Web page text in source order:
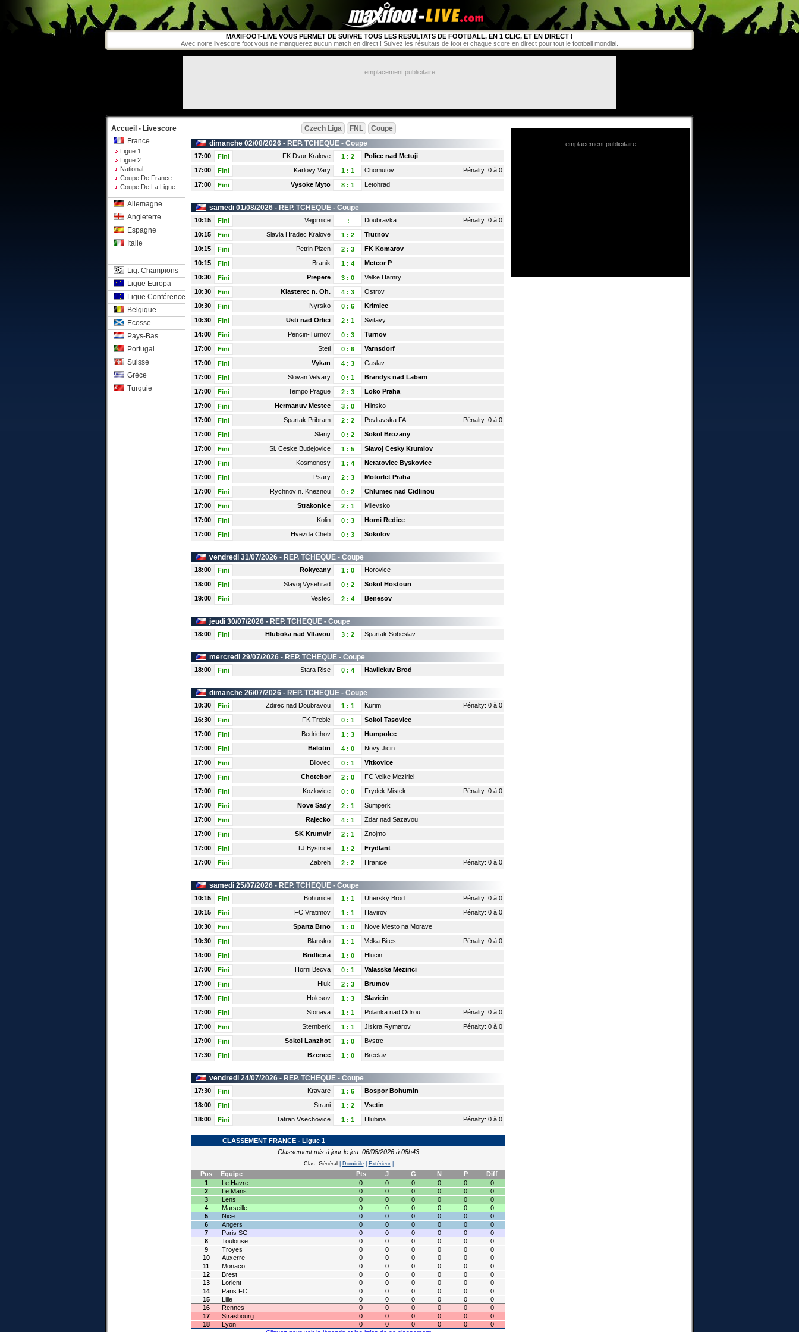
MAXIFOOT-LIVE VOUS PERMET DE SUIVRE TOUS LES RESULTATS DE FOOTBALL, EN 1 CLIC, ET EN DIRECT !
Avec notre livescore foot vous ne manquerez aucun match en direct ! Suivez les résultats de foot et chaque score en direct pour tout le football mondial.
emplacement publicitaire
Accueil - Livescore
France
Ligue 1
Ligue 2
National
Coupe De France
Coupe De La Ligue
Allemagne
Angleterre
Espagne
Italie
Lig. Champions
Ligue Europa
Ligue Conférence
Belgique
Ecosse
Pays-Bas
Portugal
Suisse
Grèce
Turquie
Czech Liga FNL
Coupe
dimanche 02/08/2026 - REP. TCHEQUE - Coupe
17:00 Fini FK Dvur Kralove 1: 2
Police nad Metuji
17:00
Fini Karlovy Vary 1: 1 Chomutov
Pénalty: 0 à 0
17:00
Fini Vysoke Myto 8: 1 Letohrad
samedi 01/08/2026 - REP. TCHEQUE - Coupe
10:15 Fini Vejprnice : Doubravka
Pénalty: 0 à 0
10:15
Fini Slavia Hradec Kralove 1: 2
Trutnov
10:15
Fini Petrin Plzen 2: 3
FK Komarov
10:15
Fini Branik 1: 4
Meteor P
10:30
Fini Prepere 3: 0
Velke Hamry
10:30
Fini Klasterec n. Oh. 4: 3
Ostrov
10:30
Fini Nyrsko 0: 6
Krimice
10:30
Fini Usti nad Orlici 2: 1
Svitavy
14:00
Fini Pencin-Turnov 0: 3
Turnov
17:00
Fini Steti 0: 6
Varnsdorf
17:00
Fini Vykan 4: 3
Caslav
17:00
Fini Slovan Velvary 0: 1
Brandys nad Labem
17:00
Fini Tempo Prague 2: 3
Loko Praha
17:00
Fini Hermanuv Mestec 3: 0
Hlinsko
17:00
Fini Spartak Pribram 2: 2 Povltavska FA
Pénalty: 0 à 0
17:00
Fini Slany 0: 2
Sokol Brozany
17:00
Fini Sl. Ceske Budejovice 1: 5
Slavoj Cesky Krumlov
17:00
Fini Kosmonosy 1: 4
Neratovice Byskovice
17:00
Fini Psary 2: 3
Motorlet Praha
17:00
Fini Rychnov n. Kneznou 0: 2
Chlumec nad Cidlinou
17:00
Fini Strakonice 2: 1
Milevsko
17:00
Fini Kolin 0: 3
Horni Redice
17:00
Fini Hvezda Cheb 0: 3 Sokolov
vendredi 31/07/2026 - REP. TCHEQUE - Coupe
18:00 Fini Rokycany 1: 0
Horovice
18:00
Fini Slavoj Vysehrad 0: 2
Sokol Hostoun
19:00
Fini Vestec 2: 4 Benesov
jeudi 30/07/2026 - REP. TCHEQUE - Coupe
18:00 Fini Hluboka nad Vltavou 3: 2 Spartak Sobeslav
mercredi 29/07/2026 - REP. TCHEQUE - Coupe
18:00 Fini Stara Rise 0: 4 Havlickuv Brod
dimanche 26/07/2026 - REP. TCHEQUE - Coupe
10:30 Fini Zdirec nad Doubravou 1: 1 Kurim
Pénalty: 0 à 0
16:30
Fini FK Trebic 0: 1
Sokol Tasovice
17:00
Fini Bedrichov 1: 3
Humpolec
17:00
Fini Belotin 4: 0
Novy Jicin
17:00
Fini Bilovec 0: 1
Vitkovice
17:00
Fini Chotebor 2: 0
FC Velke Mezirici
17:00
Fini Kozlovice 0: 0 Frydek Mistek
Pénalty: 0 à 0
17:00
Fini Nove Sady 2: 1
Sumperk
17:00
Fini Rajecko 4: 1
Zdar nad Sazavou
17:00
Fini SK Krumvir 2: 1
Znojmo
17:00
Fini TJ Bystrice 1: 2
Frydlant
17:00
Fini Zabreh 2: 2 Hranice Pénalty: 0 à 0
samedi 25/07/2026 - REP. TCHEQUE - Coupe
10:15 Fini Bohunice 1: 1 Uhersky Brod
Pénalty: 0 à 0
10:15
Fini FC Vratimov 1: 1 Havirov
Pénalty: 0 à 0
10:30
Fini Sparta Brno 1: 0
Nove Mesto na Morave
10:30
Fini Blansko 1: 1 Velka Bites
Pénalty: 0 à 0
14:00
Fini Bridlicna 1: 0
Hlucin
17:00
Fini Horni Becva 0: 1
Valasske Mezirici
17:00
Fini Hluk 2: 3
Brumov
17:00
Fini Holesov 1: 3
Slavicin
17:00
Fini Stonava 1: 1 Polanka nad Odrou
Pénalty: 0 à 0
17:00
Fini Sternberk 1: 1 Jiskra Rymarov
Pénalty: 0 à 0
17:00
Fini Sokol Lanzhot 1: 0
Bystrc
17:30
Fini Bzenec 1: 0 Breclav
vendredi 24/07/2026 - REP. TCHEQUE - Coupe
17:30 Fini Kravare 1: 6
Bospor Bohumin
18:00
Fini Strani 1: 2
Vsetin
18:00
Fini Tatran Vsechovice 1: 1 Hlubina Pénalty: 0 à 0
CLASSEMENT FRANCE - Ligue 1
Classement mis à jour le jeu. 06/08/2026 à 08h43
Clas. Général Domicile| Extérieur|
Pos Equipe Pts J G N P
Diff
1
Le Havre 0 0 0 0 0
0
2
Le Mans 0 0 0 0 0
0
3
Lens 0 0 0 0 0
0
4
Marseille 0 0 0 0 0
0
5
Nice 0 0 0 0 0
0
6
Angers 0 0 0 0 0
0
7
Paris SG 0 0 0 0 0
0
8
Toulouse 0 0 0 0 0
0
9
Troyes 0 0 0 0 0
0
10
Auxerre 0 0 0 0 0
0
11
Monaco 0 0 0 0 0
0
12
Brest 0 0 0 0 0
0
13
Lorient 0 0 0 0 0
0
14
Paris FC 0 0 0 0 0
0
15
Lille 0 0 0 0 0
0
16
Rennes 0 0 0 0 0
0
17
Strasbourg 0 0 0 0 0
0
18
Lyon 0 0 0 0 0
0
emplacement publicitaire